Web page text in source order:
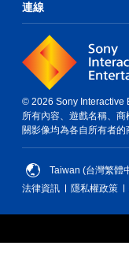
連線
© 2026 Sony Interactive
所有內容、遊戲名稱、
關影像均為各自所有者的
Taiwan (台灣繁體
法律資訊
隱私權政策